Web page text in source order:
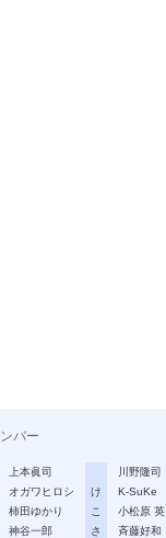
バー
上本眞司
オガワヒロシ
柿田ゆかり
神谷一郎
川野隆司
け
K-SuKe
こ
小松原 英
さ
斉藤好和